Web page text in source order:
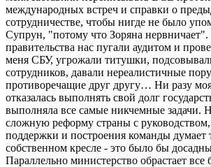
международных встреч и справки о
сотрудничестве, чтобы нигде не было
Супрун, "потому что Зоряна нервничает".
правительства нас пугали аудитом и
меня СБУ, угрожали титушки,
сотрудников, давали нереалистичные
противоречащие друг другу… Ни разу
отказалась выполнять свой долг
выполняла все самые никчемные задачи.
сложную реформу страны с руководством,
поддержки и построения команды думает
собственном кресле - это было бы
Параллельно министерство обрастает